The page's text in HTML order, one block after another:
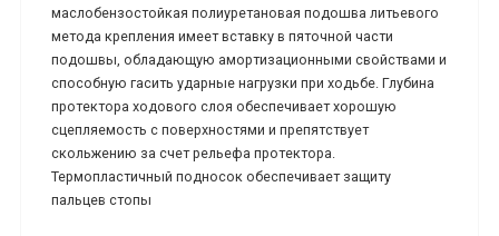
маслобензостойкая полиуретановая подошва литьевого
метода крепления имеет вставку в пяточной части
подошвы, обладающую амортизационными свойствами и
способную гасить ударные нагрузки при ходьбе. Глубина
протектора ходового слоя обеспечивает хорошую
сцепляемость с поверхностями и препятствует
скольжению за счет рельефа протектора.
Термопластичный подносок обеспечивает защиту
пальцев стопы